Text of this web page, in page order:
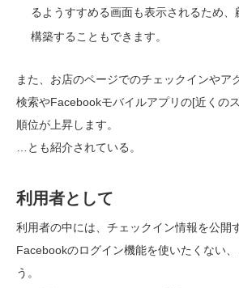
るようすすめる画面も表示されるため、
構築することもできます。
また、お店のページでのチェックインやア
検索やFacebookモバイルアプリの[近くの
順位が上昇します。
…とも紹介されている。
利用者として
利用者の中には、チェックイン情報を公開
Facebookのログイン機能を使いたくない
う。